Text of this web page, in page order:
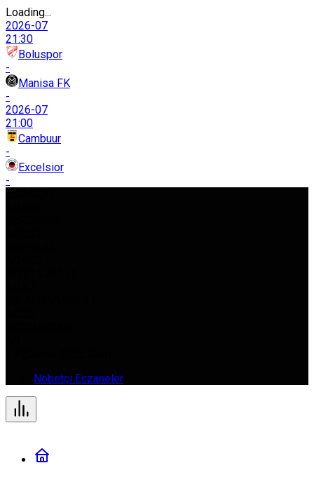
Loading...
2026-07
21:30
Boluspor
-
Manisa FK
-
2026-07
21:00
Cambuur
-
Excelsior
-
Nöbetçi Eczaneler